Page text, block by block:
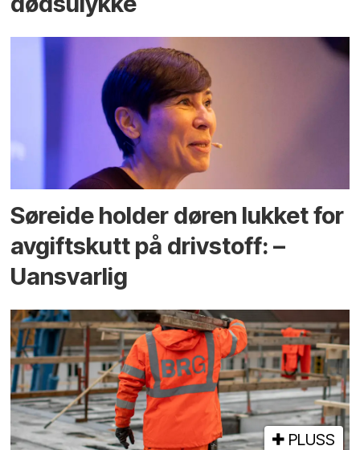
Søreide holder døren lukket for
avgiftskutt på drivstoff: –
Uansvarlig
PLUSS